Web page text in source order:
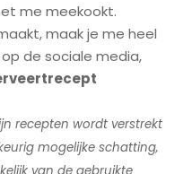
me meekookt.
maak je me heel
de sociale media,
recepten wordt verstrekt
mogelijke schatting,